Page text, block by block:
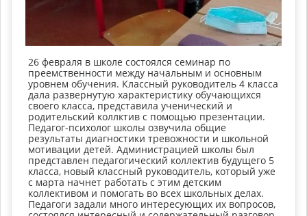
26 февраля в школе состоялся семинар по
преемственности между начальным и основным
уровнем обучения. Классный руководитель 4 класса
дала развернутую характеристику обучающихся
своего класса, представила ученический и
родительский коллктив с помощью презентации.
Педагог-психолог школы озвучила общие
результаты диагностики тревожности и школьной
мотивации детей. Администрацией школы был
представлен педагогический коллектив будущего 5
класса, новый классный руководитель, который уже
с марта начнет работать с этим детским
коллективом и помогать во всех школьных делах.
Педагоги задали много интересующих их вопросов,